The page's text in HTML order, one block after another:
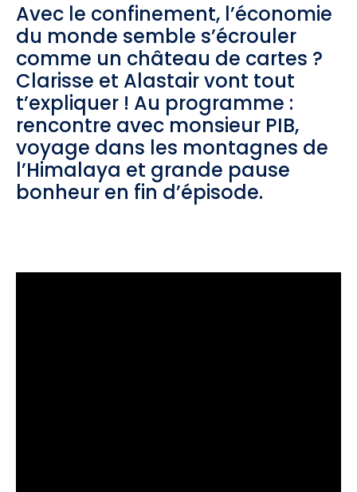
Avec le confinement, l’économie
du monde semble s’écrouler
comme un château de cartes ?
Clarisse et Alastair vont tout
t’expliquer ! Au programme :
rencontre avec monsieur PIB,
voyage dans les montagnes de
l’Himalaya et grande pause
bonheur en fin d’épisode.